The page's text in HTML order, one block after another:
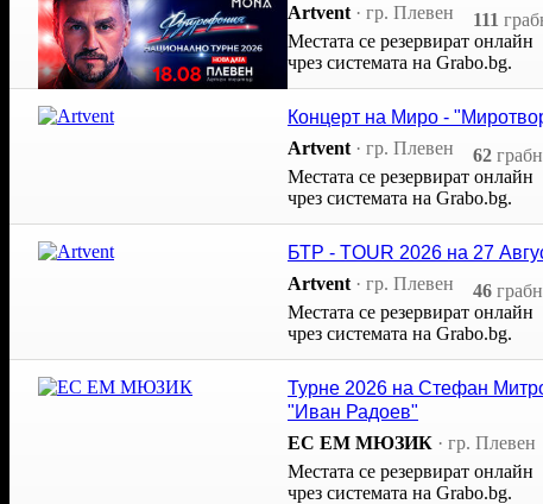
Artvent · гр. Плевен 111
Местата се резервират онлайн
чрез системата на Grabo.bg.
Концерт на Миро -
Artvent · гр. Плевен 62
Местата се резервират онлайн
чрез системата на Grabo.bg.
БТР - TOUR 2026 на 27
Artvent · гр. Плевен 46
Местата се резервират онлайн
чрез системата на Grabo.bg.
Турне 2026 на Стефан
"Иван Радоев"
ЕС ЕМ МЮЗИК · гр. Плевен
Местата се резервират онлайн
чрез системата на Grabo.bg.